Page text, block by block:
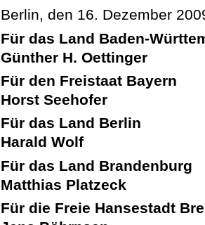
Berlin, den 16. Dezember
Für das Land Baden-
Günther H. Oettinger
Für den Freistaat Bayern
Horst Seehofer
Für das Land Berlin
Harald Wolf
Für das Land Brandenburg
Matthias Platzeck
Für die Freie Hansestadt